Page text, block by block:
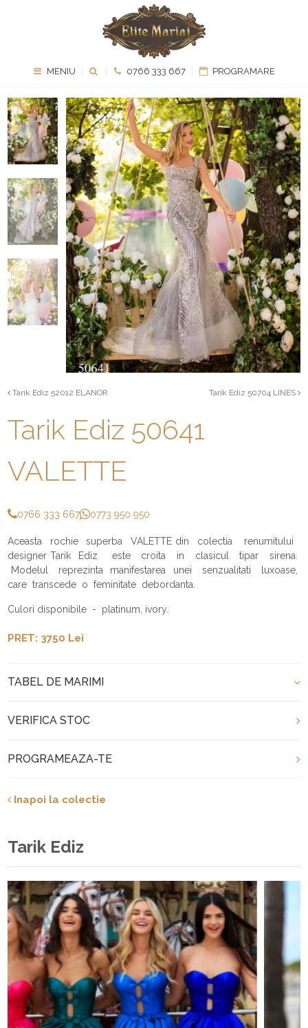
MENIU 0766 333 667 PROGRAMARE
Tarik Ediz 52012 ELANOR Tarik Ediz 50704 LINES
Tarik Ediz 50641
VALETTE
0766 333 667 0773 950 950
Aceasta rochie superba VALETTE din colectia renumitului
designer Tarik Ediz este croita in clasicul tipar sirena.
Modelul reprezinta manifestarea unei senzualitati luxoase,
care transcede o feminitate debordanta.
Culori disponibile - platinum, ivory.
PRET: 3750 Lei
TABEL DE MARIMI
VERIFICA STOC
PROGRAMEAZA-TE
Inapoi la colectie
Tarik Ediz